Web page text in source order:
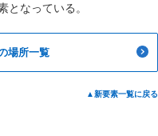
となっている。
場所一覧
▲新要素一覧に戻る